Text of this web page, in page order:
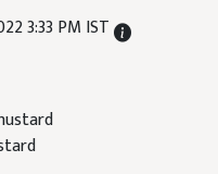
3:33 PM IST